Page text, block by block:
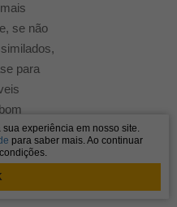
se não
para
experiência em nosso site.
para saber mais. Ao continuar